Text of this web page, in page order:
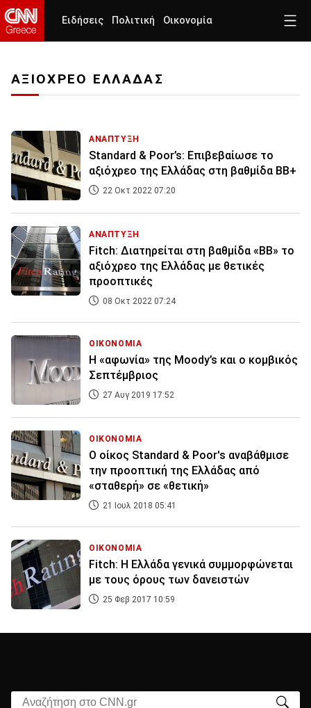
Ειδήσεις Πολιτική Οικονομία
ΑΞΙΟΧΡΕΟ ΕΛΛΑΔΑΣ
ΑΝΑΠΤΥΞΗ
Standard & Poor’s: Επιβεβαίωσε το
αξιόχρεο της Ελλάδας στη βαθμίδα BB+
22 Οκτ 2022 07:20
ΑΝΑΠΤΥΞΗ
Fitch: Διατηρείται στη βαθμίδα «BB» το
αξιόχρεο της Ελλάδας με θετικές
προοπτικές
08 Οκτ 2022 07:24
ΟΙΚΟΝΟΜΙΑ
Η «αφωνία» της Moody’s και ο κομβικός
Σεπτέμβριος
27 Αυγ 2019 17:52
ΟΙΚΟΝΟΜΙΑ
Ο οίκος Standard & Poor's αναβάθμισε
την προοπτική της Ελλάδας από
«σταθερή» σε «θετική»
21 Ιουλ 2018 05:41
ΟΙΚΟΝΟΜΙΑ
Fitch: Η Ελλάδα γενικά συμμορφώνεται
με τους όρους των δανειστών
25 Φεβ 2017 10:59
Αναζήτηση στο CNN.gr